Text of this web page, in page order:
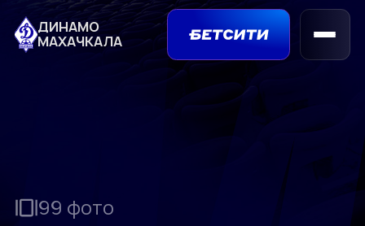
ДИНАМО
МАХАЧКАЛА
99 фото